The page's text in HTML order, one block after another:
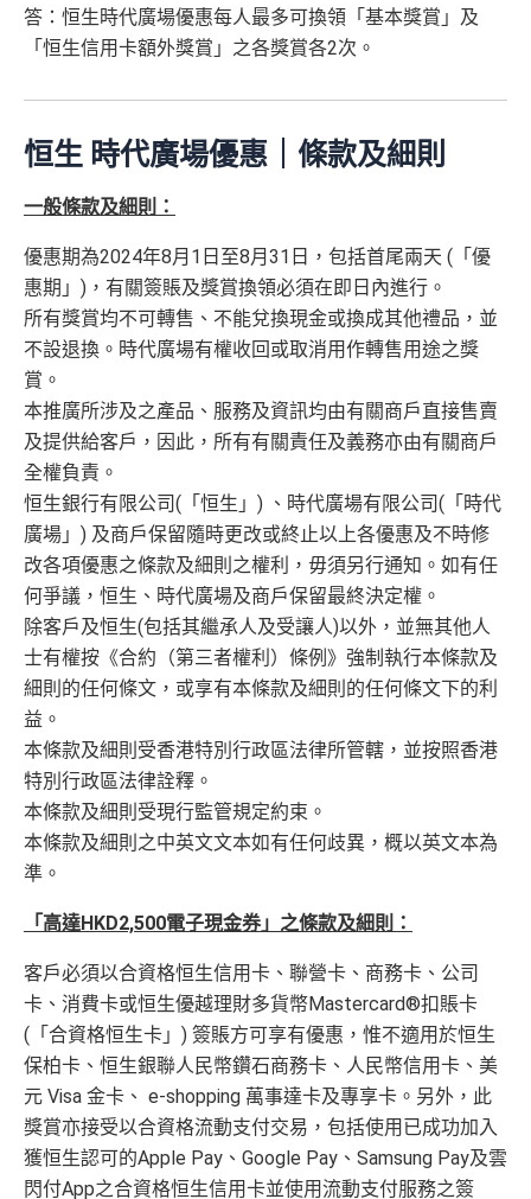
曾持有恒生enJoy卡之主卡，將不可獲享本平台額外迎新
獎賞。若客戶於開戶後13個月內取消有關信用卡戶口，並
續費。(包括恒生銀行及Mr.Miles 所提供的迎新獎賞)
優點
容易批卡，入息要求親民
4x積分
商戶折扣多，超市便利店食肆都有，經常有機會用到
寫到明永久免年費^！
一日快閃折扣
耐唔耐有高折扣Agoda code用→Agoda code酒店折扣
代碼
^有關申請恒生 enJoy 卡之注意事項及申請人聲明詳情（按
此
）
❎缺點
冇得換里數
唔中特選商戶簽賬回贈0.5%，唔算太吸引
查看更多信用卡詳情及分析...
只適用於非全日制大學/大專學生：
於新卡發出之日期後60日內，憑卡累積簽賬滿H
現有信用卡客戶➜$300 +FUN Dollars
✅優點
交學費可享 2.4% +FUN Dollars 回贈優惠！(額外回贈
上限高達$200 +FUN dollars，需登記https://bit.ly/3JfC
7hH
新客戶享迎新享有$700 +FUN Dollars
現有客戶迎新都有$300 +FUN Dollars
全日制學生迎新都有$300 +FUN Dollars
專有校園優惠
憑卡簽賬之部份金額將捐贈母校，用以資助大學 / 大專
院校發展
有永久免年費優惠
學生卡有時都可以玩到恒生卡其他大promo
❎
無得換里數
日常簽賬回贈0.4%，唔算太吸引，但可以攞咗做第一
張卡先，到時再拎其他恒生卡都易啲
答：恒生時代廣場優惠每人最多可換領「基本獎賞」及
「恒生信用卡額外獎賞」之各獎賞各2次。
恒生 時代廣場優惠｜條款及細則
一般條款及細則：
優惠期為2024年8月1日至8月31日，包括首尾兩天 (「優
惠期」)，有關簽賬及獎賞換領必須在即日內進行。
所有獎賞均不可轉售、不能兌換現金或換成其他禮品，並
不設退換。時代廣場有權收回或取消用作轉售用途之獎
賞。
本推廣所涉及之產品、服務及資訊均由有關商戶直接售賣
及提供給客戶，因此，所有有關責任及義務亦由有關商戶
全權負責。
恒生銀行有限公司(「恒生」) 、時代廣場有限公司(「時代
廣場」) 及商戶保留隨時更改或終止以上各優惠及不時修
改各項優惠之條款及細則之權利，毋須另行通知。如有任
何爭議，恒生、時代廣場及商戶保留最終決定權。
除客戶及恒生(包括其繼承人及受讓人)以外，並無其他人
士有權按《合約（第三者權利）條例》強制執行本條款及
細則的任何條文，或享有本條款及細則的任何條文下的利
益。
本條款及細則受香港特別行政區法律所管轄，並按照香港
特別行政區法律詮釋。
本條款及細則受現行監管規定約束。
本條款及細則之中英文文本如有任何歧異，概以英文本為
準。
「高達HKD2,500電子現金券」之條款及細則：
客戶必須以合資格恒生信用卡、聯營卡、商務卡、公司
卡、消費卡或恒生優越理財多貨幣Mastercard®扣賬卡
(「合資格恒生卡」) 簽賬方可享有優惠，惟不適用於恒生
保柏卡、恒生銀聯人民幣鑽石商務卡、人民幣信用卡、美
元 Visa 金卡、 e-shopping 萬事達卡及專享卡。另外，此
獎賞亦接受以合資格流動支付交易，包括使用已成功加入
獲恒生認可的Apple Pay、Google Pay、Samsung Pay及雲
閃付App之合資格恒生信用卡並使用流動支付服務之簽